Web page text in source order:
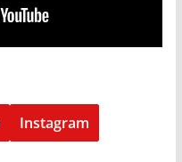
Instagram